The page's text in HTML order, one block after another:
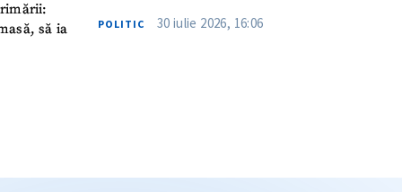
să ia
POLITIC 30 iulie 2026, 16:06